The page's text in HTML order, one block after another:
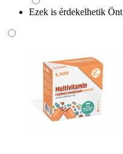
Ezek is érdekelhetik Önt